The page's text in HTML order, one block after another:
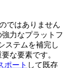
ではありません
力なプラットフ
ステムを補完し
な要素です。
ポート して既存